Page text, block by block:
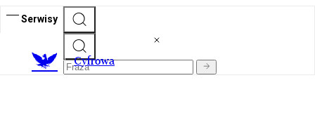
Serwisy
Cyfrowa